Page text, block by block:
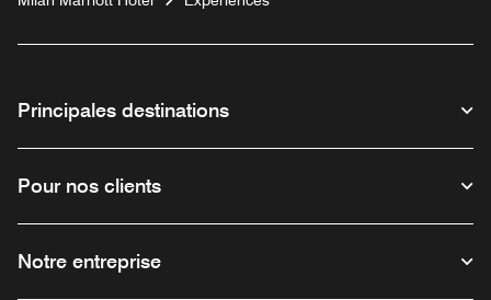
Principales destinations
Pour nos clients
Notre entreprise